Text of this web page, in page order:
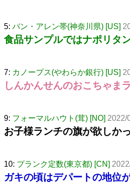
5: バン・アレン帯(神奈川県) [US]
食品サンプルではナポリタ
7: カノープス(やわらか銀行) [US]
しんかんせんのおこちゃま
9: フォーマルハウト(茸) [NO] 2022/
お子様ランチの旗が欲しか
10: プランク定数(東京都) [CN]
ガキの頃はデパートの地位